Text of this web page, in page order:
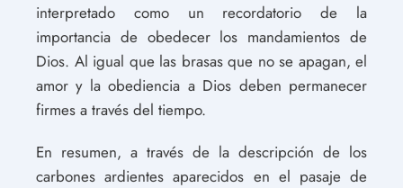
interpretado como un recordatorio de la
importancia de obedecer los mandamientos de
Dios. Al igual que las brasas que no se apagan, el
amor y la obediencia a Dios deben permanecer
firmes a través del tiempo.
En resumen, a través de la descripción de los
carbones ardientes aparecidos en el pasaje de